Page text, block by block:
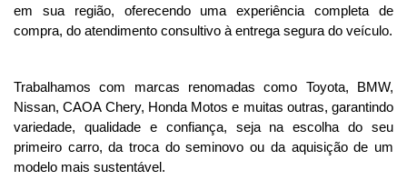
em sua região, oferecendo uma experiência completa de
compra, do atendimento consultivo à entrega segura do veículo.
Trabalhamos com marcas renomadas como Toyota, BMW,
Nissan, CAOA Chery, Honda Motos e muitas outras, garantindo
variedade, qualidade e confiança, seja na escolha do seu
primeiro carro, da troca do seminovo ou da aquisição de um
modelo mais sustentável.